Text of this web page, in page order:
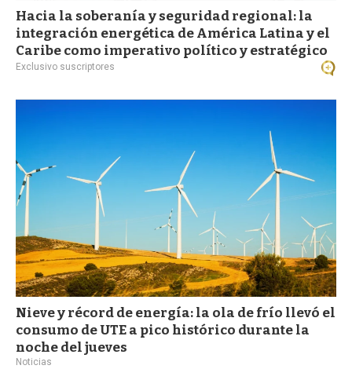
Hacia la soberanía y seguridad regional: la
integración energética de América Latina y el
Caribe como imperativo político y estratégico
Exclusivo suscriptores
Nieve y récord de energía: la ola de frío llevó el
consumo de UTE a pico histórico durante la
noche del jueves
Noticias